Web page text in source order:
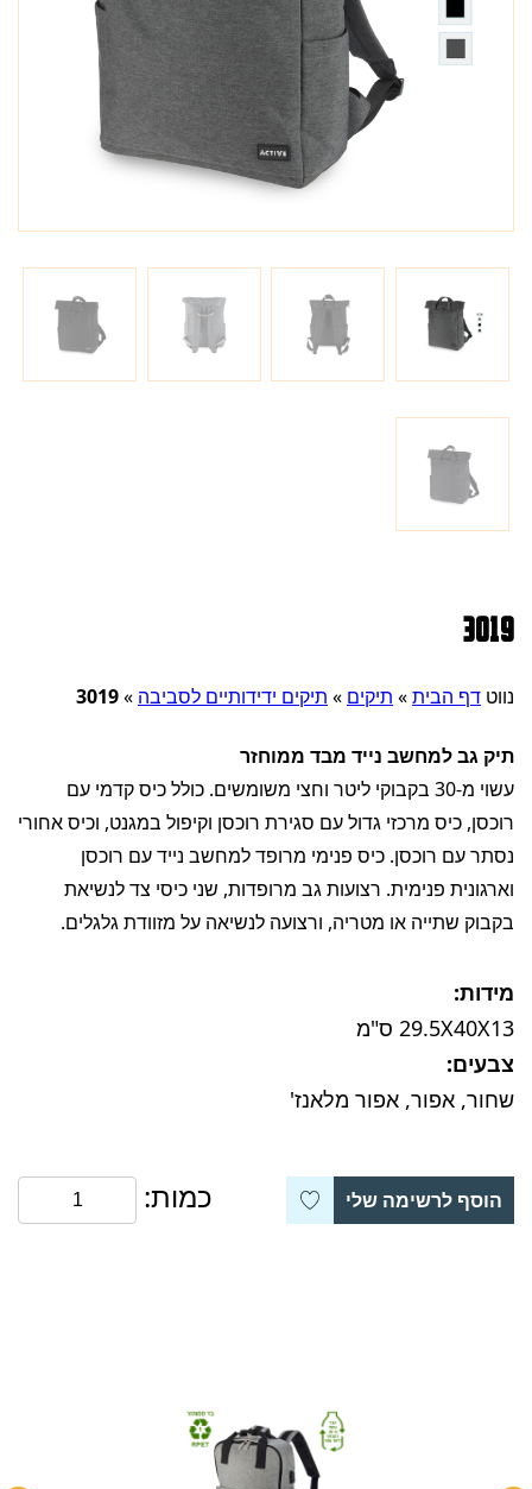
3019
נווט דף הבית» תיקים » תיקים ידידותיים לסביבה »
3019
תיק גב למחשב נייד מבד ממוחזר
עשוי מ-30 בקבוקי ליטר וחצי משומשים. כולל כיס קדמי עם
רוכסן, כיס מרכזי גדול עם סגירת רוכסן וקיפול במגנט, וכיס אחורי
נסתר עם רוכסן. כיס פנימי מרופד למחשב נייד עם רוכסן
וארגונית פנימית. רצועות גב מרופדות, שני כיסי צד לנשיאת
בקבוק שתייה או מטריה, ורצועה לנשיאה על מזוודת גלגלים.
מידות:
29.5X40X13 ס"מ
צבעים:
שחור, אפור, אפור מלאנז'
הוסף לרשימה שלי כמות: